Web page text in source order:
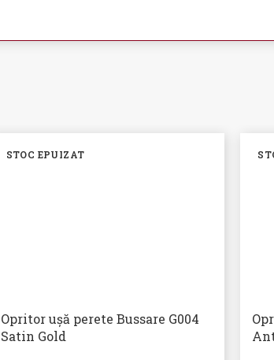
STOC EPUIZAT
Opritor ușă perete Bussare G004
Satin Gold